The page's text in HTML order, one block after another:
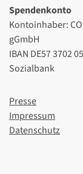
Spendenkonto
Kontoinhaber:
gGmbH
IBAN DE57 3702
Sozialbank
Presse
Impressum
Datenschutz